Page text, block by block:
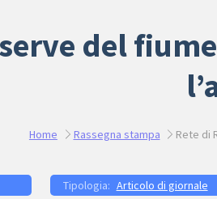
del
Home Rassegna stampa Rete di
Articolo di giornale